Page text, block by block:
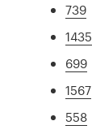
739
1435
699
1567
558